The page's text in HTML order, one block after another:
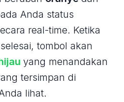
Anda status
real-time. Ketika
tombol akan
yang menandakan
tersimpan di
lihat.